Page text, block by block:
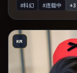
#科幻 #连载中 +3
KR